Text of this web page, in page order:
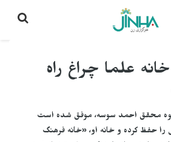
علما چراغ راه
محقق احمد سوسه، موفق شده است
حفظ کرده و خانه او، «خانه فرهنگ